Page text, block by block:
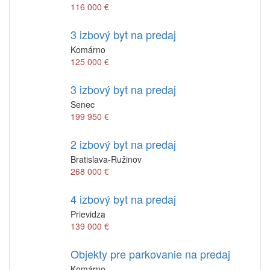
116 000 €
3 izbový byt na predaj
Komárno
125 000 €
3 izbový byt na predaj
Senec
199 950 €
2 izbový byt na predaj
Bratislava-Ružinov
268 000 €
4 izbový byt na predaj
Prievidza
139 000 €
Objekty pre parkovanie na predaj